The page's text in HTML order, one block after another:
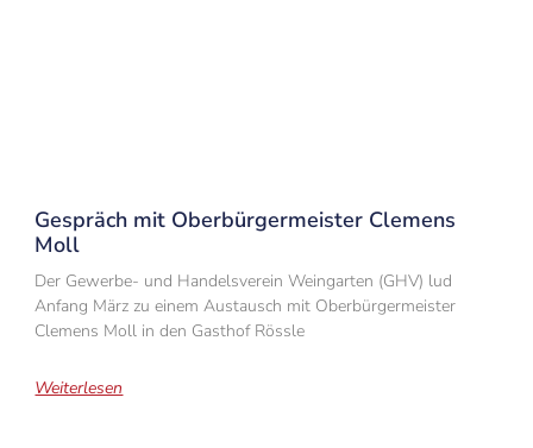
Gespräch mit Oberbürgermeister Clemens
Moll
Der Gewerbe- und Handelsverein Weingarten (GHV) lud
Anfang März zu einem Austausch mit Oberbürgermeister
Clemens Moll in den Gasthof Rössle
Weiterlesen